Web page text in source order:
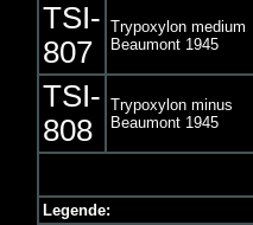
TSI-
807
Trypoxylon medium
Beaumont 1945
TSI-
808
Trypoxylon minus
Beaumont 1945
Legende: